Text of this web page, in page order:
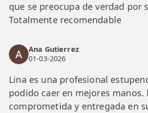
que se preocupa de verdad por
Totalmente recomendable
Ana Gutierrez
01-03-2026
Lina es una profesional
podido caer en mejores manos.
comprometida y entregada en